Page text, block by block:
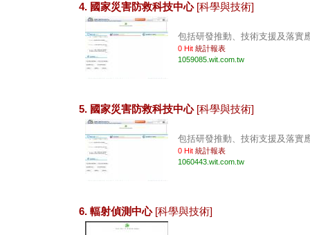
4. 國家災害防救科技中心 [科學與技術]
包括研發推動、技術支援及落實
0 Hit 統計報表
1059085.wit.com.tw
5. 國家災害防救科技中心 [科學與技術]
包括研發推動、技術支援及落實
0 Hit 統計報表
1060443.wit.com.tw
6. 輻射偵測中心 [科學與技術]